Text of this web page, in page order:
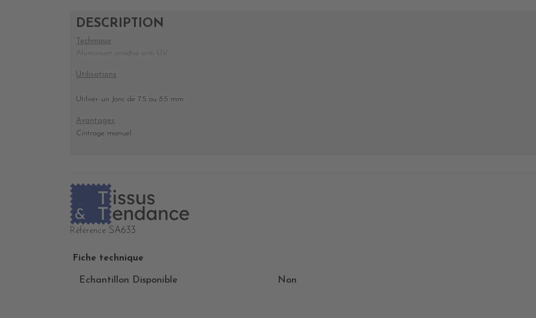
DESCRIPTION
Technique
Aluminium anodisé anti UV
Utilisations
Utiliser un Jonc de 7.5 ou 8.5 mm
Avantages
Cintrage manuel
Référence SA633
Fiche technique
Echantillon Disponible Non